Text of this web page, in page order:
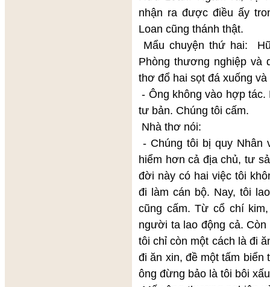
nhận ra được điều ấy
Loan cũng thánh thật.
Mẩu chuyện thứ hai:
Phòng thương nghiệp và
thơ đổ hai sọt đá xuống và
- Ông không vào hợp
tư bản. Chúng tôi cấm.
Nhà thơ nói:
- Chúng tôi bị quy Nhân
hiểm hơn cả địa chủ, tư
đời này có hai việc tôi
đi làm cán bộ. Nay, tôi
cũng cấm. Từ cổ chí
người ta lao động cả.
tôi chỉ còn một cách là đi
đi ăn xin, đề một tấm biển
ông đừng bảo là tôi bôi